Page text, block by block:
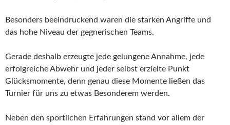
Besonders beeindruckend waren die starken Angriffe und
das hohe Niveau der gegnerischen Teams.
Gerade deshalb erzeugte jede gelungene Annahme, jede
erfolgreiche Abwehr und jeder selbst erzielte Punkt
Glücksmomente, denn genau diese Momente ließen das
Turnier für uns zu etwas Besonderem werden.
Neben den sportlichen Erfahrungen stand vor allem der